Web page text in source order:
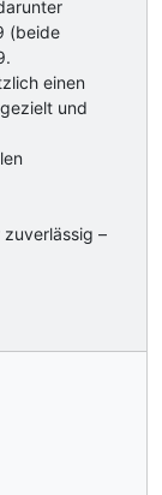
(beide
einen
und
–